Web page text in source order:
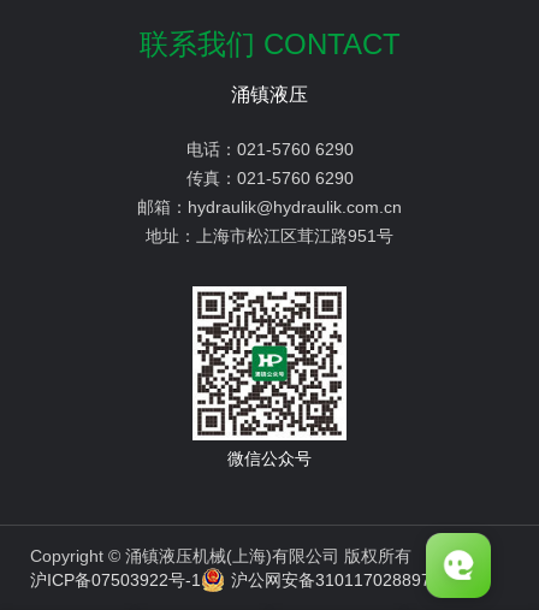
联系我们 CONTACT
涌镇液压
电话： 021-5760 6290
传真： 021-5760 6290
邮箱： hydraulik@hydraulik.com.cn
地址：
上海市松江区茸江路951号
微信公众号
Copyright © 涌镇液压机械(上海)有限公司 版权所有
沪ICP备07503922号-1
沪公网安备31011702889776号